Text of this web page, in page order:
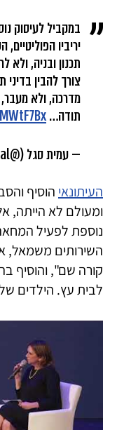
במקביל לעיסוק
יריביו
תכנון ובניה, ולא
צורך להבין
מדרכה, ולא
תודה…
— עמית סגל (@amit_segal)
העיתונאי הוסיף
ומעולם לא הייתה,
נוספת לפעיל
השירותים משמאל,
קורה שם", והוסיף
לבית עץ. הילדים